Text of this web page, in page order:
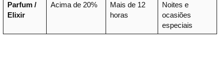
Parfum /
Elixir
Acima de 20%
Mais de 12
horas
Noites e
ocasiões
especiais